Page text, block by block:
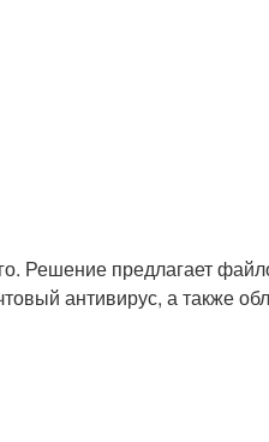
Решение предлагает
антивирус, а также